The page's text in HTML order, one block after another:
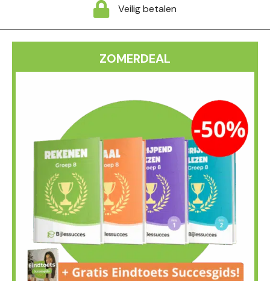
Veilig betalen
ZOMERDEAL